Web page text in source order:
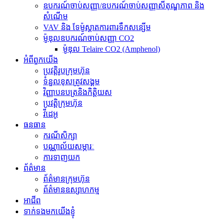
ឧបករណ៍ចាប់សញ្ញា/ឧបករណ៍ចាប់សញ្ញាសីតុណ្ហភាព និង
សំណើម
VAV និង ទែម៉ូស្ដាតការពារទឹកសន្សើម
ម៉ូឌុលឧបករណ៍ចាប់សញ្ញា CO2
ម៉ូឌុល Telaire CO2 (Amphenol)
អំពីពួកយើង
ប្រវត្តិរូបក្រុមហ៊ុន
ទំនួលខុសត្រូវសង្គម
វិញ្ញាបនបត្រនិងកិត្តិយស
ប្រវត្តិក្រុមហ៊ុន
វីដេអូ
ធនធាន
ករណីសិក្សា
បណ្ណាល័យសម្ភារៈ
ការទាញយក
ព័ត៌មាន
ព័ត៌មានក្រុមហ៊ុន
ព័ត៌មានឧស្សាហកម្ម
អាជីព
ទាក់ទងមកយើងខ្ញុំ